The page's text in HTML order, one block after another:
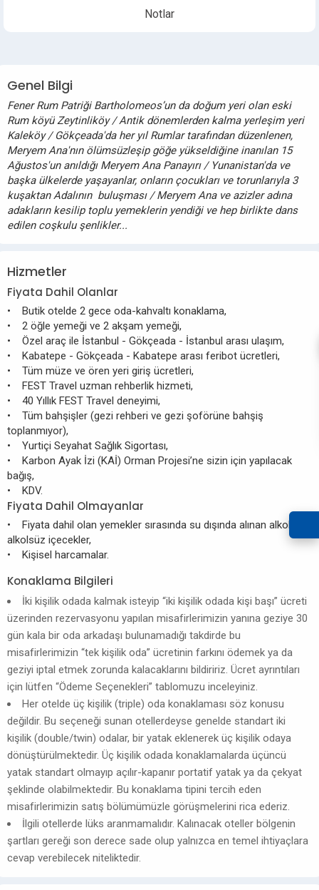
Notlar
Genel Bilgi
Fener Rum Patriği Bartholomeos’un da doğum yeri olan eski
Rum köyü Zeytinliköy / Antik dönemlerden kalma yerleşim yeri
Kaleköy / Gökçeada'da her yıl Rumlar tarafından düzenlenen,
Meryem Ana'nın ölümsüzleşip göğe yükseldiğine inanılan 15
Ağustos'un anıldığı Meryem Ana Panayırı / Yunanistan'da ve
başka ülkelerde yaşayanlar, onların çocukları ve torunlarıyla 3
kuşaktan Adalının buluşması / Meryem Ana ve azizler adına
adakların kesilip toplu yemeklerin yendiği ve hep birlikte dans
edilen coşkulu şenlikler...
Hizmetler
Fiyata Dahil Olanlar
• Butik otelde 2 gece oda-kahvaltı konaklama,
• 2 öğle yemeği ve 2 akşam yemeği,
• Özel araç ile İstanbul - Gökçeada - İstanbul arası ulaşım,
• Kabatepe - Gökçeada - Kabatepe arası feribot ücretleri,
• Tüm müze ve ören yeri giriş ücretleri,
• FEST Travel uzman rehberlik hizmeti,
• 40 Yıllık FEST Travel deneyimi,
• Tüm bahşişler (gezi rehberi ve gezi şoförüne bahşiş
toplanmıyor),
• Yurtiçi Seyahat Sağlık Sigortası,
• Karbon Ayak İzi (KAİ) Orman Projesi’ne sizin için yapılacak
bağış,
• KDV.
Fiyata Dahil Olmayanlar
• Fiyata dahil olan yemekler sırasında su dışında alınan alkollü ve
alkolsüz içecekler,
• Kişisel harcamalar.
Konaklama Bilgileri
İki kişilik odada kalmak isteyip “iki kişilik odada kişi başı” ücreti
üzerinden rezervasyonu yapılan misafirlerimizin yanına geziye 30
gün kala bir oda arkadaşı bulunamadığı takdirde bu
misafirlerimizin “tek kişilik oda” ücretinin farkını ödemek ya da
geziyi iptal etmek zorunda kalacaklarını bildiririz. Ücret ayrıntıları
için lütfen “Ödeme Seçenekleri” tablomuzu inceleyiniz.
Her otelde üç kişilik (triple) oda konaklaması söz konusu
değildir. Bu seçeneği sunan otellerdeyse genelde standart iki
kişilik (double/twin) odalar, bir yatak eklenerek üç kişilik odaya
dönüştürülmektedir. Üç kişilik odada konaklamalarda üçüncü
yatak standart olmayıp açılır-kapanır portatif yatak ya da çekyat
şeklinde olabilmektedir. Bu konaklama tipini tercih eden
misafirlerimizin satış bölümümüzle görüşmelerini rica ederiz.
İlgili otellerde lüks aranmamalıdır. Kalınacak oteller bölgenin
şartları gereği son derece sade olup yalnızca en temel ihtiyaçlara
cevap verebilecek niteliktedir.